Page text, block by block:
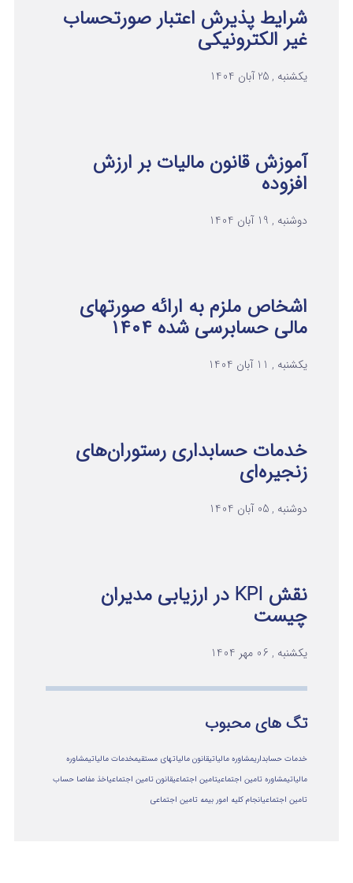
شرایط پذیرش اعتبار صورتحساب
غیر الکترونیکی
یکشنبه , 25 آبان 1404
آموزش قانون مالیات بر ارزش
افزوده
دوشنبه , 19 آبان 1404
اشخاص ملزم به ارائه صورتهای
مالی حسابرسی شده ۱۴۰۴
یکشنبه , 11 آبان 1404
خدمات حسابداری رستوران‌های
زنجیره‌ای
دوشنبه , 05 آبان 1404
نقش KPI در ارزیابی مدیران
چیست
یکشنبه , 06 مهر 1404
تگ های محبوب
خدمات حسابداریمشاوره مالیاتیقانون مالیاتهای مستقیمخدمات مالیاتیمشاوره
مالياتيمشاوره تامین اجتماعیتامین اجتماعیقانون تامین اجتماعیاخذ مفاصا حساب
تامین اجتماعیانجام کلیه امور بیمه تامین اجتماعی